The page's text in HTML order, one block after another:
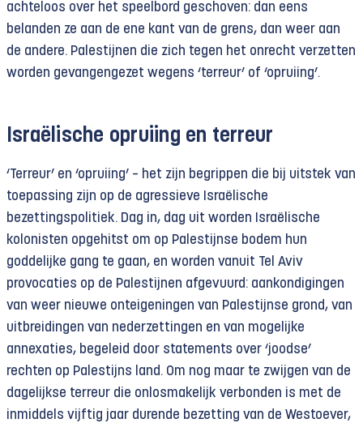
achteloos over het speelbord geschoven: dan eens
belanden ze aan de ene kant van de grens, dan weer aan
de andere. Palestijnen die zich tegen het onrecht verzetten
worden gevangengezet wegens ‘terreur’ of ‘opruiing’.
Israëlische opruiing en terreur
‘Terreur’ en ‘opruiing’ – het zijn begrippen die bij uitstek van
toepassing zijn op de agressieve Israëlische
bezettingspolitiek. Dag in, dag uit worden Israëlische
kolonisten opgehitst om op Palestijnse bodem hun
goddelijke gang te gaan, en worden vanuit Tel Aviv
provocaties op de Palestijnen afgevuurd: aankondigingen
van weer nieuwe onteigeningen van Palestijnse grond, van
uitbreidingen van nederzettingen en van mogelijke
annexaties, begeleid door statements over ‘joodse’
rechten op Palestijns land. Om nog maar te zwijgen van de
dagelijkse terreur die onlosmakelijk verbonden is met de
inmiddels vijftig jaar durende bezetting van de Westoever,